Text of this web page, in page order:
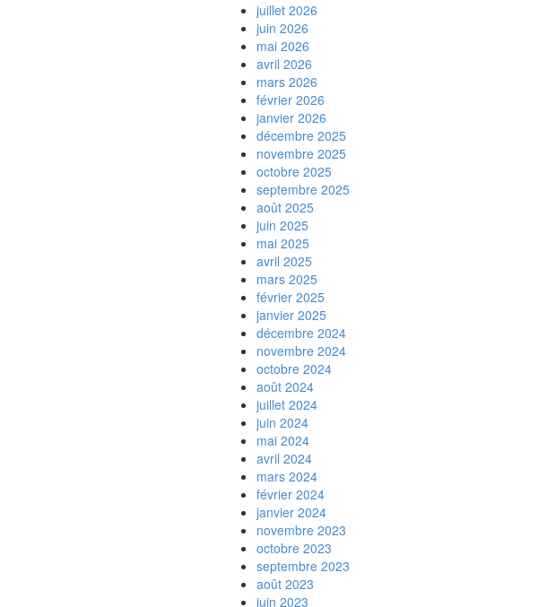
juillet 2026
juin 2026
mai 2026
avril 2026
mars 2026
février 2026
janvier 2026
décembre 2025
novembre 2025
octobre 2025
septembre 2025
août 2025
juin 2025
mai 2025
avril 2025
mars 2025
février 2025
janvier 2025
décembre 2024
novembre 2024
octobre 2024
août 2024
juillet 2024
juin 2024
mai 2024
avril 2024
mars 2024
février 2024
janvier 2024
novembre 2023
octobre 2023
septembre 2023
août 2023
juin 2023